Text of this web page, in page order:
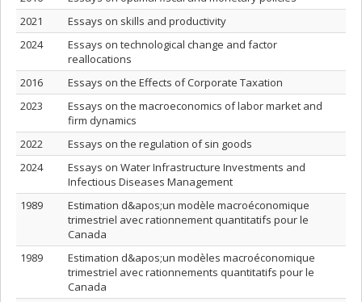
2021
Essays on skills and productivity
2024
Essays on technological change and factor
reallocations
2016
Essays on the Effects of Corporate Taxation
2023
Essays on the macroeconomics of labor market and
firm dynamics
2022
Essays on the regulation of sin goods
2024
Essays on Water Infrastructure Investments and
Infectious Diseases Management
1989
Estimation d&apos;un modèle macroéconomique
trimestriel avec rationnement quantitatifs pour le
Canada
1989
Estimation d&apos;un modèles macroéconomique
trimestriel avec rationnements quantitatifs pour le
Canada